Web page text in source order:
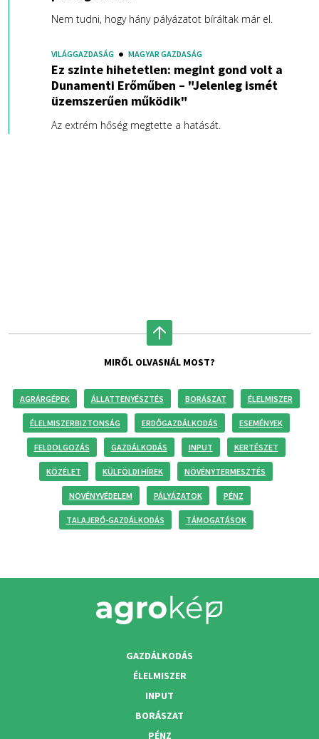
Nem tudni, hogy hány pályázatot bíráltak már el.
VILÁGGAZDASÁG MAGYAR GAZDASÁG
Ez szinte hihetetlen: megint gond volt a
Dunamenti Erőműben – "Jelenleg ismét
üzemszerűen működik"
Az extrém hőség megtette a hatását.
MIRŐL OLVASNÁL MOST?
AGRÁRGÉPEK ÁLLATTENYÉSZTÉS BORÁSZAT ÉLELMISZER
ÉLELMISZERBIZTONSÁG ERDŐGAZDÁLKODÁS ESEMÉNYEK
FELDOLGOZÁS GAZDÁLKODÁS INPUT KERTÉSZET
KÖZÉLET KÜLFÖLDI HÍREK NÖVÉNYTERMESZTÉS
NÖVÉNYVÉDELEM PÁLYÁZATOK PÉNZ
TALAJERŐ-GAZDÁLKODÁS TÁMOGATÁSOK
GAZDÁLKODÁS
ÉLELMISZER
INPUT
BORÁSZAT
PÉNZ